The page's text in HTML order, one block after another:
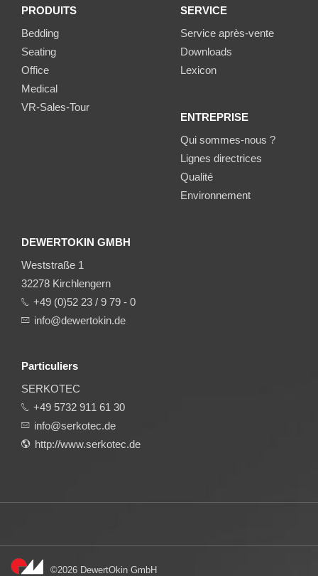
PRODUITS
Bedding
Seating
Office
Medical
VR-Sales-Tour
SERVICE
Service après-vente
Downloads
Lexicon
ENTREPRISE
Qui sommes-nous ?
Lignes directrices
Qualité
Environnement
DEWERTOKIN GMBH
Weststraße 1
32278 Kirchlengern
+49 (0)52 23 / 9 79 - 0
info@dewertokin.de
Particuliers
SERKOTEC
+49 5732 911 61 30
info@serkotec.de
http://www.serkotec.de
©2026 DewertOkin GmbH